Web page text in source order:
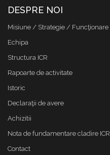
DESPRE NOI
Misiune / Strategie / Funcţionare
Echipa
Structura ICR
Rapoarte de activitate
Istoric
Declaraţii de avere
Achizitii
Nota de fundamentare cladire ICR
Contact